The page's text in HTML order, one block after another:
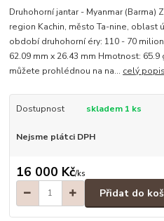
Druhohorní jantar - Myanmar (Barma)
region Kachin, město Ta-nine, oblast
období druhohorní éry: 110 - 70
62.09 mm x 26.43 mm Hmotnost:
můžete prohlédnou na na... celý popis
Dostupnost skladem 1 ks
Nejsme plátci DPH
16 000 Kč/ks
Přidat do